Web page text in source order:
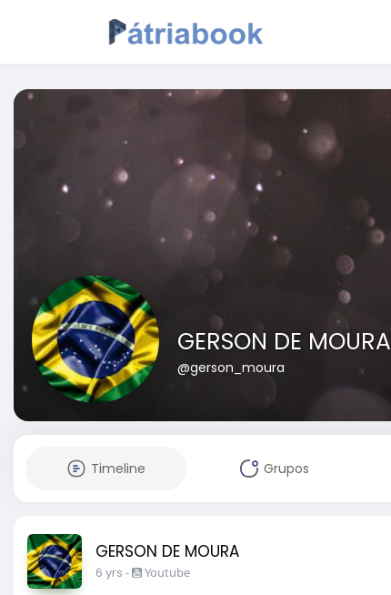
GERSON DE MOURA
@gerson_moura
Timeline Grupos
GERSON DE MOURA
6 yrs - Youtube